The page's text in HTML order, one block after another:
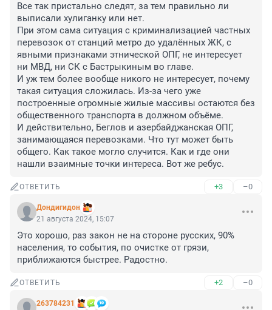
Все так пристально следят, за тем правильно ли
выписали хулиганку или нет.
При этом сама ситуация с криминализацией частных
перевозок от станций метро до удалённых ЖК, с
явными признаками этнической ОПГ, не интересует
ни МВД, ни СК с Бастрыкиным во главе.
И уж тем более вообще никого не интересует, почему
такая ситуация сложилась. Из-за чего уже
построенные огромные жилые массивы остаются без
общественного транспорта в должном объёме.
И действительно, Беглов и азербайджанская ОПГ,
занимающаяся перевозками. Что тут может быть
общего. Как такое могло случится. Как и где они
нашли взаимные точки интереса. Вот же ребус.
ОТВЕТИТЬ +3 –0
Дондигидон
21 августа 2024, 15:07
Это хорошо, раз закон не на стороне русских, 90%
населения, то события, по очистке от грязи,
приближаются быстрее. Радостно.
ОТВЕТИТЬ +2 –0
263784231